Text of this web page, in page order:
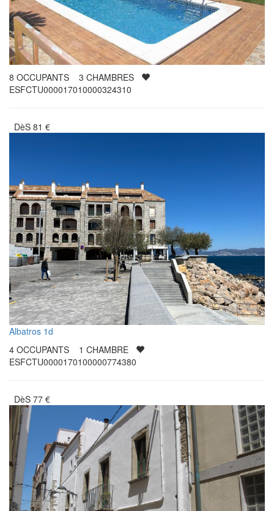
8 OCCUPANTS 3 CHAMBRES
ESFCTU000017010000324310
DèS 81 €
Albatros 1d
4 OCCUPANTS 1 CHAMBRE
ESFCTU0000170100000774380
DèS 77 €